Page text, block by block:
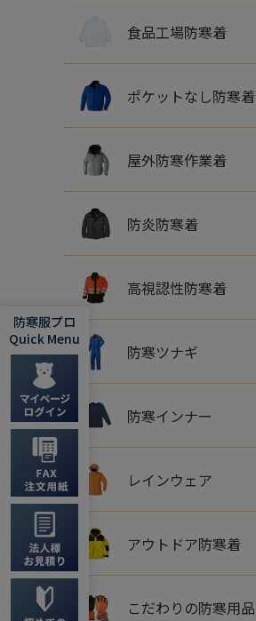
食品工場防寒着
ポケットなし防寒着
屋外防寒作業着
防炎防寒着
高視認性防寒着
防寒ツナギ
防寒インナー
レインウェア
アウトドア防寒着
こだわりの防寒用品
防寒服プロ
Quick Menu